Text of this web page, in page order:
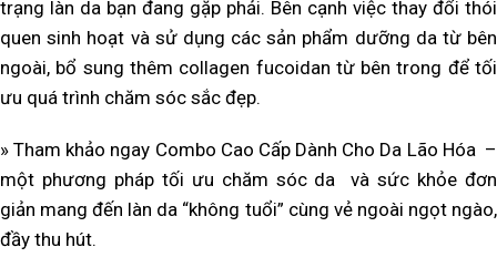
trạng làn da bạn đang gặp phải. Bên cạnh việc thay đổi thói
quen sinh hoạt và sử dụng các sản phẩm dưỡng da từ bên
ngoài, bổ sung thêm collagen fucoidan từ bên trong để tối
ưu quá trình chăm sóc sắc đẹp.
» Tham khảo ngay Combo Cao Cấp Dành Cho Da Lão Hóa –
một phương pháp tối ưu chăm sóc da và sức khỏe đơn
giản mang đến làn da “không tuổi” cùng vẻ ngoài ngọt ngào,
đầy thu hút.